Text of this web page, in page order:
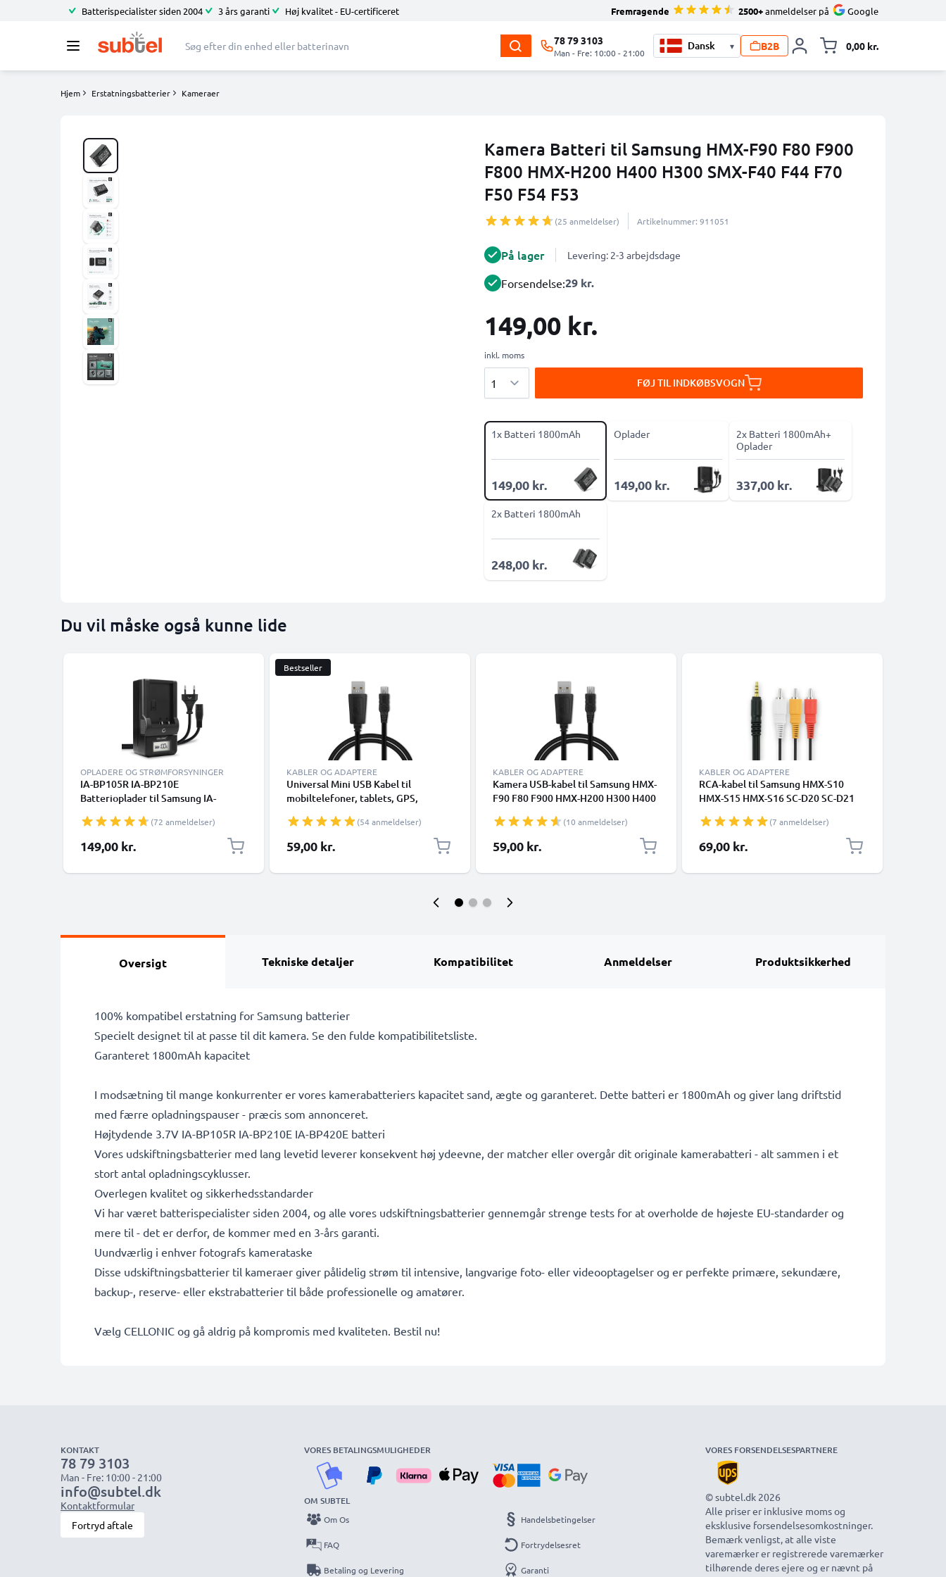
Batterispecialister siden 2004 3 års garanti Høj kvalitet - EU-certificeret Fremragende 2500+anmeldelser på Google
78 79 3103
Man - Fre: 10:00 - 21:00
▾ B2B 0,00 kr.
Hjem Erstatningsbatterier Kameraer
Kamera Batteri til Samsung HMX-F90 F80 F900
F800 HMX-H200 H400 H300 SMX-F40 F44 F70
F50 F54 F53
(25 anmeldelser) Artikelnummer: 911051
På lager Levering: 2-3 arbejdsdage
Forsendelse:29 kr.
149,00 kr.
inkl. moms
FØJ TIL INDKØBSVOGN
1x Batteri 1800mAh
149,00 kr.
Oplader
149,00 kr.
2x Batteri 1800mAh+
Oplader
337,00 kr.
2x Batteri 1800mAh
248,00 kr.
Du vil måske også kunne lide
OPLADERE OG STRØMFORSYNINGER
IA-BP105R IA-BP210E
Batterioplader til Samsung IA-
BP420E, HMX-H200 Kamerabatteri
fra CELLONIC
(72 anmeldelser)
149,00 kr.
Bestseller
KABLER OG ADAPTERE
Universal Mini USB Kabel til
mobiltelefoner, tablets, GPS,
1m PVC Opladning/opladerkabel -
Sort
(54 anmeldelser)
59,00 kr.
KABLER OG ADAPTERE
Kamera USB-kabel til Samsung HMX-
F90 F80 F900 HMX-H200 H300 H400
DX103 SC-D353 VP-D361 1m Hurtig
opladning af datakabel til kamera 1A
Opladerledning PVC - Sort
(10 anmeldelser)
59,00 kr.
KABLER OG ADAPTERE
RCA-kabel til Samsung HMX-S10
HMX-S15 HMX-S16 SC-D20 SC-D21
Kamera, Konsol – AV-kabel, RCA-stik,
Audio-Video Composite AV-kabel
(7 anmeldelser)
69,00 kr.
Oversigt Tekniske detaljer Kompatibilitet Anmeldelser Produktsikkerhed
100% kompatibel erstatning for Samsung batterier
Specielt designet til at passe til dit kamera. Se den fulde kompatibilitetsliste.
Garanteret 1800mAh kapacitet
I modsætning til mange konkurrenter er vores kamerabatteriers kapacitet sand, ægte og garanteret. Dette batteri er 1800mAh og giver lang driftstid
med færre opladningspauser - præcis som annonceret.
Højtydende 3.7V IA-BP105R IA-BP210E IA-BP420E batteri
Vores udskiftningsbatterier med lang levetid leverer konsekvent høj ydeevne, der matcher eller overgår dit originale kamerabatteri - alt sammen i et
stort antal opladningscyklusser.
Overlegen kvalitet og sikkerhedsstandarder
Vi har været batterispecialister siden 2004, og alle vores udskiftningsbatterier gennemgår strenge tests for at overholde de højeste EU-standarder og
mere til - det er derfor, de kommer med en 3-års garanti.
Uundværlig i enhver fotografs kamerataske
Disse udskiftningsbatterier til kameraer giver pålidelig strøm til intensive, langvarige foto- eller videooptagelser og er perfekte primære, sekundære,
backup-, reserve- eller ekstrabatterier til både professionelle og amatører.
Vælg CELLONIC og gå aldrig på kompromis med kvaliteten. Bestil nu!
KONTAKT
78 79 3103
Man - Fre: 10:00 - 21:00
info@subtel.dk
Kontaktformular
Fortryd aftale
VORES BETALINGSMULIGHEDER
OM SUBTEL
Om Os
FAQ
Betaling og Levering
Handelsbetingelser
Fortrydelsesret
Garanti
VORES FORSENDELSESPARTNERE
© subtel.dk 2026
Alle priser er inklusive moms og
eksklusive forsendelsesomkostninger.
Bemærk venligst, at alle viste
varemærker er registrerede varemærker
tilhørende deres ejere og er nævnt på